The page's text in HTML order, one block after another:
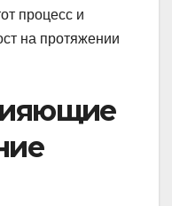
процесс и
на протяжении